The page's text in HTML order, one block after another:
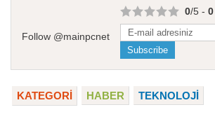
Follow @mainpcnet
0/5 - 0
KATEGORI HABER TEKNOLOJI